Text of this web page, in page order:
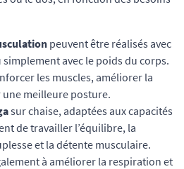
peuvent être réalisés avec
avec le poids du corps.
les muscles, améliorer la
meilleure posture.
sur chaise, adaptées aux capacités
de travailler l’équilibre, la
et la détente musculaire.
à améliorer la respiration et